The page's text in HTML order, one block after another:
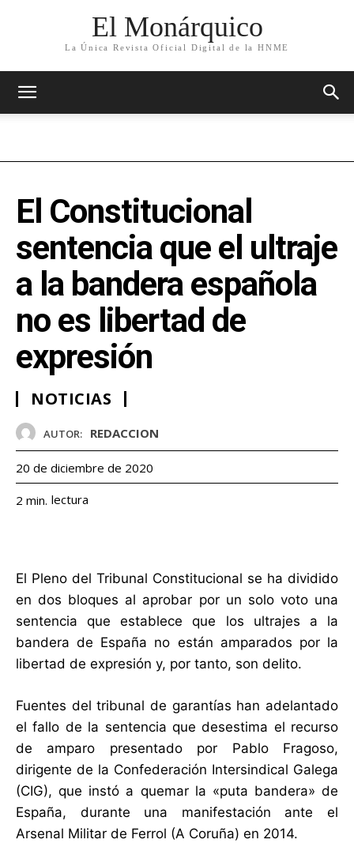
El Monárquico
La Única Revista Oficial Digital de la HNME
El Constitucional
sentencia que el ultraje
a la bandera española
no es libertad de
expresión
NOTICIAS
AUTOR: REDACCION
20 de diciembre de 2020
2 min. lectura
El Pleno del Tribunal Constitucional se ha dividido
en dos bloques al aprobar por un solo voto una
sentencia que establece que los ultrajes a la
bandera de España no están amparados por la
libertad de expresión y, por tanto, son delito.
Fuentes del tribunal de garantías han adelantado
el fallo de la sentencia que desestima el recurso
de amparo presentado por Pablo Fragoso,
dirigente de la Confederación Intersindical Galega
(CIG), que instó a quemar la «puta bandera» de
España, durante una manifestación ante el
Arsenal Militar de Ferrol (A Coruña) en 2014.